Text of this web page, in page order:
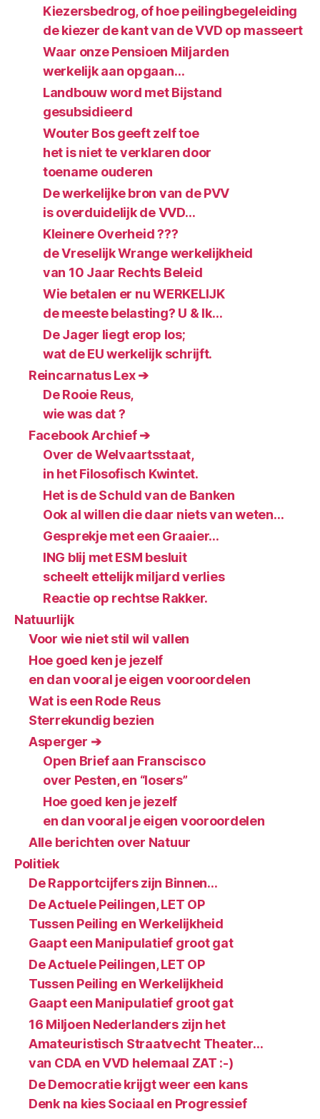
Kiezersbedrog, of hoe peilingbegeleiding
de kiezer de kant van de VVD op masseert
Waar onze Pensioen Miljarden
werkelijk aan opgaan…
Landbouw word met Bijstand
gesubsidieerd
Wouter Bos geeft zelf toe
het is niet te verklaren door
toename ouderen
De werkelijke bron van de PVV
is overduidelijk de VVD…
Kleinere Overheid ???
de Vreselijk Wrange werkelijkheid
van 10 Jaar Rechts Beleid
Wie betalen er nu WERKELIJK
de meeste belasting? U & Ik…
De Jager liegt erop los;
wat de EU werkelijk schrijft.
Reincarnatus Lex ➔
De Rooie Reus,
wie was dat ?
Facebook Archief ➔
Over de Welvaartsstaat,
in het Filosofisch Kwintet.
Het is de Schuld van de Banken
Ook al willen die daar niets van weten…
Gesprekje met een Graaier…
ING blij met ESM besluit
scheelt ettelijk miljard verlies
Reactie op rechtse Rakker.
Natuurlijk
Voor wie niet stil wil vallen
Hoe goed ken je jezelf
en dan vooral je eigen vooroordelen
Wat is een Rode Reus
Sterrekundig bezien
Asperger ➔
Open Brief aan Franscisco
over Pesten, en “losers”
Hoe goed ken je jezelf
en dan vooral je eigen vooroordelen
Alle berichten over Natuur
Politiek
De Rapportcijfers zijn Binnen…
De Actuele Peilingen, LET OP
Tussen Peiling en Werkelijkheid
Gaapt een Manipulatief groot gat
De Actuele Peilingen, LET OP
Tussen Peiling en Werkelijkheid
Gaapt een Manipulatief groot gat
16 Miljoen Nederlanders zijn het
Amateuristisch Straatvecht Theater…
van CDA en VVD helemaal ZAT :-)
De Democratie krijgt weer een kans
Denk na kies Sociaal en Progressief